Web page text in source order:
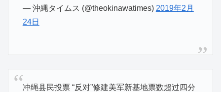
— 沖縄タイムス (@theokinawatimes) 2019年2月
24日
冲绳县民投票 “反对”修建美军新基地票数超过四分